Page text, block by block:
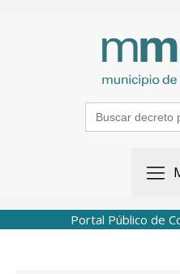
Search
for:
Portal Público de